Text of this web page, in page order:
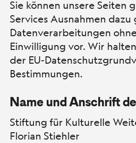
Sie können unsere Seiten
Services Ausnahmen
Datenverarbeitungen
Einwilligung vor. Wir
der EU-
Bestimmungen.
Name und Anschrift
Stiftung für Kulturelle
Florian Stiehler